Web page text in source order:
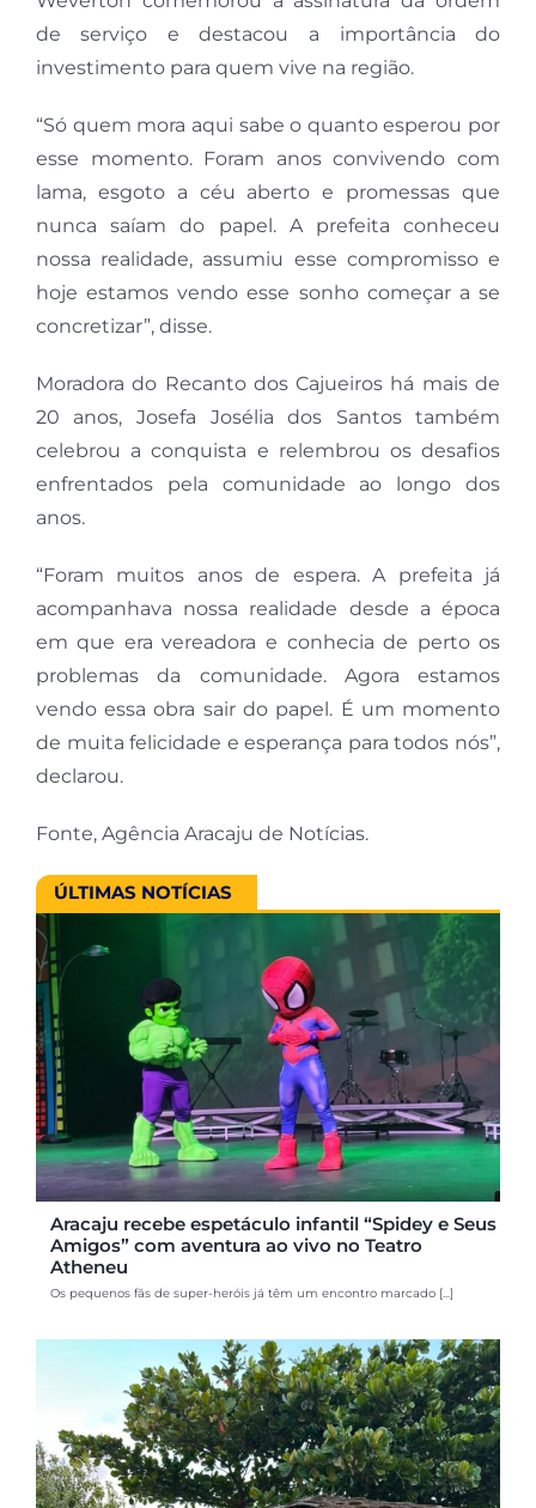
de serviço e destacou a importância do
investimento para quem vive na região.
“Só quem mora aqui sabe o quanto esperou por
esse momento. Foram anos convivendo com
lama, esgoto a céu aberto e promessas que
nunca saíam do papel. A prefeita conheceu
nossa realidade, assumiu esse compromisso e
hoje estamos vendo esse sonho começar a se
concretizar”, disse.
Moradora do Recanto dos Cajueiros há mais de
20 anos, Josefa Josélia dos Santos também
celebrou a conquista e relembrou os desafios
enfrentados pela comunidade ao longo dos
anos.
“Foram muitos anos de espera. A prefeita já
acompanhava nossa realidade desde a época
em que era vereadora e conhecia de perto os
problemas da comunidade. Agora estamos
vendo essa obra sair do papel. É um momento
de muita felicidade e esperança para todos nós”,
declarou.
Fonte, Agência Aracaju de Notícias.
ÚLTIMAS NOTÍCIAS
Aracaju recebe espetáculo infantil “Spidey e Seus
Amigos” com aventura ao vivo no Teatro
Atheneu
Os pequenos fãs de super-heróis já têm um encontro marcado [...]